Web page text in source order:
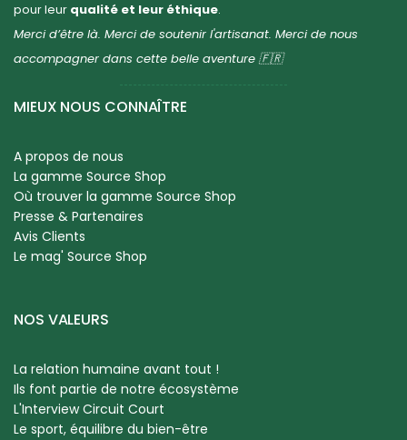
pour leur qualité et leur éthique.
Merci d’être là. Merci de soutenir l'artisanat. Merci de nous
accompagner dans cette belle aventure 🇫🇷
MIEUX NOUS CONNAÎTRE
A propos de nous
La gamme Source Shop
Où trouver la gamme Source Shop
Presse & Partenaires
Avis Clients
Le mag' Source Shop
NOS VALEURS
La relation humaine avant tout !
Ils font partie de notre écosystème
L'Interview Circuit Court
Le sport, équilibre du bien-être